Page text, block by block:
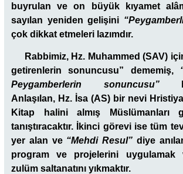
buyrulan ve on büyük kıyamet
sayılan yeniden gelişini
çok dikkat etmeleri lazımdır.
Rabbimiz, Hz. Muhammed (SAV)
getirenlerin sonuncusu” dememiş,
Peygamberlerin sonuncusu”
Anlaşılan, Hz. İsa (AS) bir nevi
Kitap halini almış Müslümanları
tanıştıracaktır. İkinci görevi ise tüm
yer alan ve“Mehdi Resul” diye
program ve projelerini uygulamak
zulüm saltanatını yıkmaktır.